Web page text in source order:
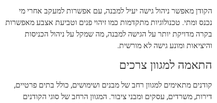
הקודן מאפשר ניהול גישה יעיל למבנה, עם אפשרות למעקב אחרי מי
נכנס ומתי. טכנולוגיות מתקדמות כמו זיהוי פנים וטביעת אצבע מאפשרות
בקרה מדויקת יותר על הגישה למבנה, מה שמקל על ניהול הכניסות
והיציאות ומונע גישה לא מורשית.
התאמה למגוון צרכים
קודנים מתאימים למגוון רחב של מבנים ושימושים, כולל בתים פרטיים,
דירות, משרדים, עסקים ומבני ציבור. המגוון הרחב של סוגי הקודנים